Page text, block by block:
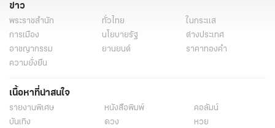
ข่าว
พระราชสำนัก ทั่วไทย
ในกระแส
การเมือง
นโยบายรัฐ
ต่างประเทศ
อาชญากรรม
ยานยนต์
ราคาทองคำ
ความยั่งยืน
เนื้อหาที่น่าสนใจ
รายงานพิเศษ หนังสือพิมพ์
คอลัมน์
บันเทิง
ดวง
หวย